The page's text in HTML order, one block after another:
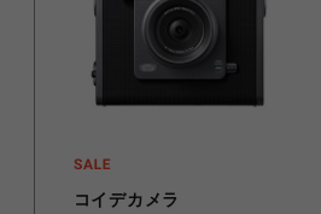
コイデカメラ